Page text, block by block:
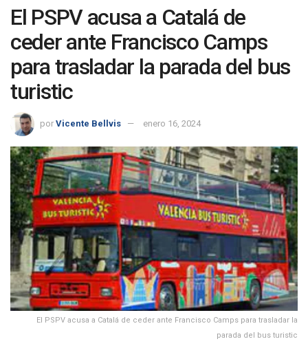
El PSPV acusa a Catalá de
ceder ante Francisco Camps
para trasladar la parada del bus
turistic
por Vicente Bellvis enero 16, 2024
El PSPV acusa a Catalá de ceder ante Francisco Camps para trasladar la
parada del bus turistic